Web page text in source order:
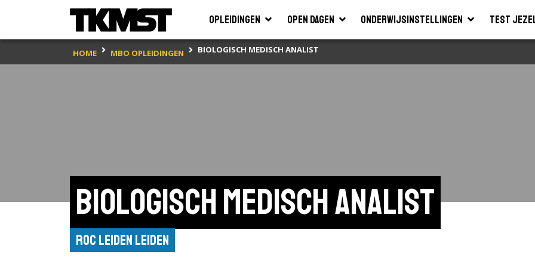
Opleidingen Open dagen Onderwijsinstellingen Test
HOME MBO OPLEIDINGEN BIOLOGISCH MEDISCH ANALIST
Biologisch medisch analist
ROC Leiden Leiden